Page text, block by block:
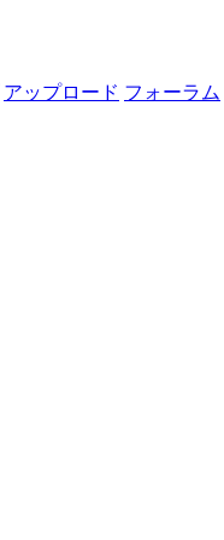
アップロード フォーラム